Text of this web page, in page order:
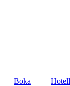
Boka Hotell